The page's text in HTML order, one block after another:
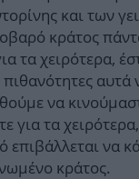
και των
κράτος
τα χειρότερα,
αυτά
να
για τα
επιβάλλεται να
κράτος.